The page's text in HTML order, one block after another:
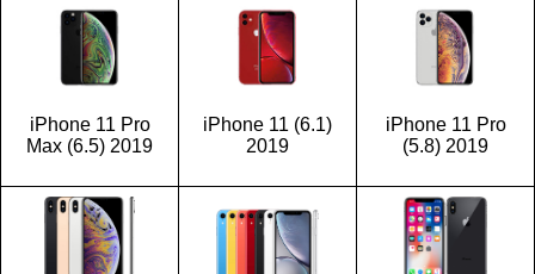
iPhone 11 Pro
Max (6.5) 2019
iPhone 11 (6.1)
2019
iPhone 11 Pro
(5.8) 2019